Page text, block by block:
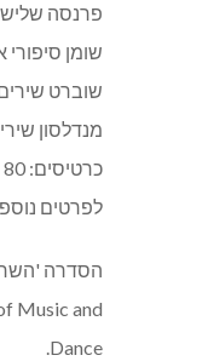
פרנסה
שומן סיפורי אגדה אופ. 132
שוברט
מנדלסון
כרטיסים: 80 ₪. לרכישה: רינתיה נסים
לפרטים
הסדרה
Music and
Dance.